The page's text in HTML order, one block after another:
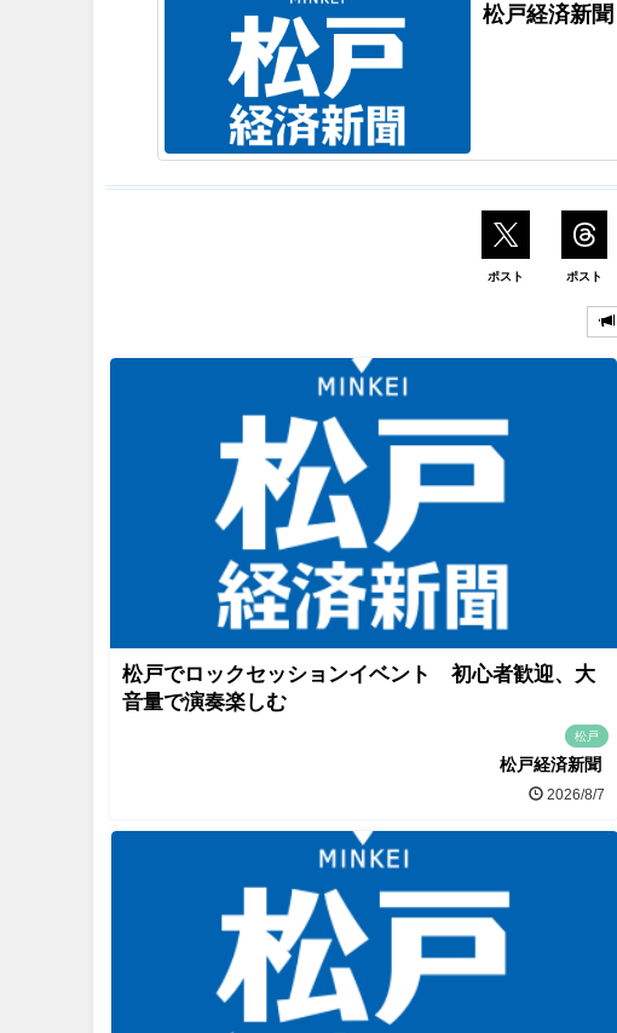
松戸経済新聞
ポスト ポスト
松戸でロックセッションイベント 初心者歓迎、大
音量で演奏楽しむ
松戸
松戸経済新聞
2026/8/7